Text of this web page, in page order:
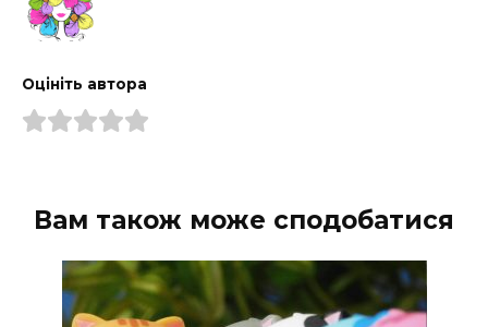
Оцініть автора
Вам також може сподобатися